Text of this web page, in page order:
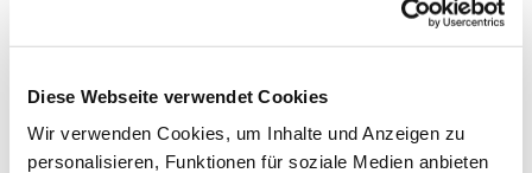
Diese Webseite verwendet Cookies
Wir verwenden Cookies, um Inhalte und Anzeigen zu
personalisieren, Funktionen für soziale Medien anbieten